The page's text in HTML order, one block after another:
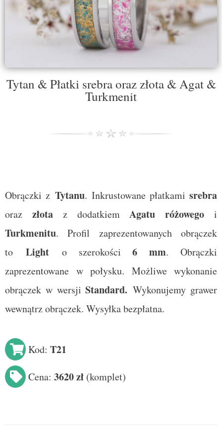
Tytan & Płatki srebra oraz złota & Agat &
Turkmenit
Obrączki zTytanu. Inkrustowane płatkami srebra
oraz złota z dodatkiemAgatu różowegoi
Turkmenitu. Profil zaprezentowanych obrączek
to Lighto szerokości6 mm. Obrączki
zaprezentowane w połysku. Możliwe wykonanie
obrączek w wersjiStandard.Wykonujemy grawer
wewnątrz obrączek. Wysyłka bezpłatna.
Kod: T21
Cena: 3620 zł (komplet)